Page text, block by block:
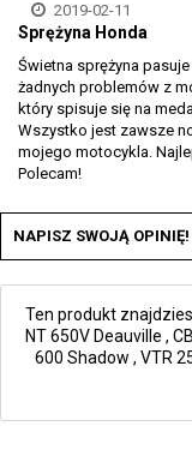
2019-02-11
Sprężyna Honda
Świetna sprężyna
żadnych problemów z
który spisuje się na
Wszystko jest zawsze
mojego motocykla.
Polecam!
NAPISZ SWOJĄ OPINIĘ!
Ten produkt
NT 650V Deauville ,
600 Shadow , VTR